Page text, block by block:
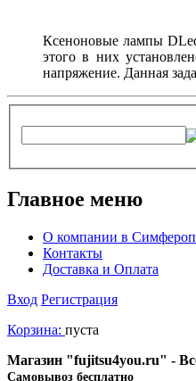
Ксеноновые лампы
этого в них
напряжение. Данная
Главное меню
О компании в
Контакты
Доставка и Оплата
Вход Регистрация
Корзина: пуста
Магазин "fujitsu4you.ru" -
Cамовывоз бесплатно